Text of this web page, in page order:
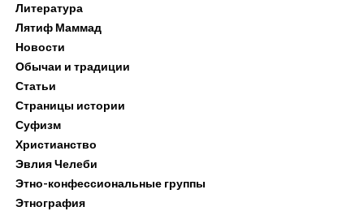
Литература
Лятиф Маммад
Новости
Обычаи и традиции
Статьи
Страницы истории
Суфизм
Христианство
Эвлия Челеби
Этно-конфессиональные группы
Этнография